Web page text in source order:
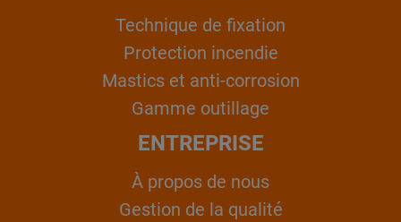
Technique de fixation
Protection incendie
Mastics et anti-corrosion
Gamme outillage
ENTREPRISE
À propos de nous
Gestion de la qualité